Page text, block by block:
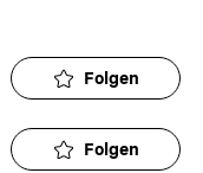
Folgen
Folgen